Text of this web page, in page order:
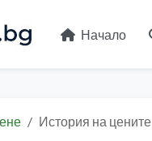
Начало
История на цените